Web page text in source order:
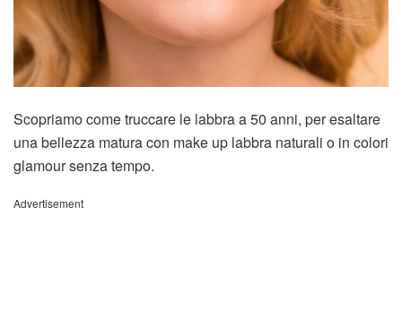
Scopriamo come truccare le labbra a 50 anni, per esaltare
una bellezza matura con make up labbra naturali o in colori
glamour senza tempo.
Advertisement